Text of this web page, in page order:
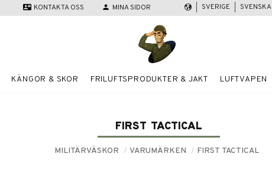
contact_mail KONTAKTA OSS person MINA SIDOR SVERIGE SVENSKA
KÄNGOR & SKOR FRILUFTSPRODUKTER & JAKT LUFTVAPEN
FIRST TACTICAL
MILITÄRVÄSKOR VARUMÄRKEN FIRST TACTICAL